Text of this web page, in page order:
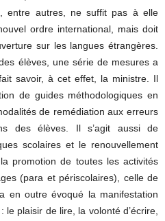
entre autres, ne suffit pas à elle
ordre international, mais doit
sur les langues étrangères.
élèves, une série de mesures a
savoir, à cet effet, la ministre. Il
de guides méthodologiques en
de remédiation aux erreurs
des élèves. Il s’agit aussi de
scolaires et le renouvellement
promotion de toutes les activités
(para et périscolaires), celle de
en outre évoqué la manifestation
plaisir de lire, la volonté d’écrire,